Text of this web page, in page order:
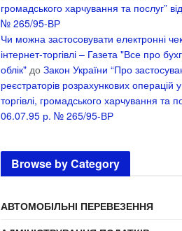
громадського харчування та послуг”
№ 265/95-ВР
Чи можна застосовувати електронні
інтернет-торгівлі – Газета "Все про
облік" до Закон України “Про
реєстраторів розрахункових операцій
торгівлі, громадського харчування та
06.07.95 р. № 265/95-ВР
Browse by Category
АВТОМОБІЛЬНІ ПЕРЕВЕЗЕННЯ